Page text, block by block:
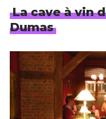
La cave à vin
Dumas